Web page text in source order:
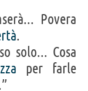
Povera
.
solo... Cosa
per farle